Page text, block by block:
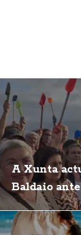
A Xunta
Baldaio